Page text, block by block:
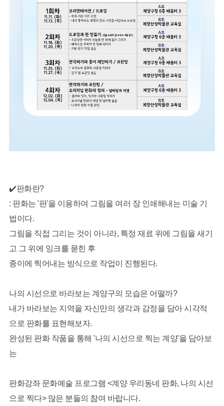
✔️판화란?
: 판화는 '판'을 이용하여 그림을 여러 장 인쇄해내는 미술 기
법이다.
그림을 직접 그리는 것이 아니라, 특정 재료 위에 그림을 새기
고 그 위에 잉크를 묻힌 후
종이에 찍어내는 방식으로 작업이 진행된다.
나의 시선으로 바라보는 계양구의 모습은 어떨까?
내가 바라보는 지역을 자신만의 생각과 감정을 담아 시각적
으로 판화를 표현해보자.
완성된 판화 작품을 통해 '나의 시선으로 찍는 계양'을 담아보
는
판화강좌 문화예술 프로그램 <계양 우리동네 판화, 나의 시선
으로 찍다> 많은 분들의 참여 바랍니다.